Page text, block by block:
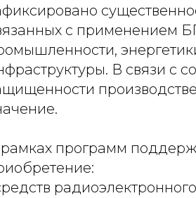
с применением
В связи с
программ